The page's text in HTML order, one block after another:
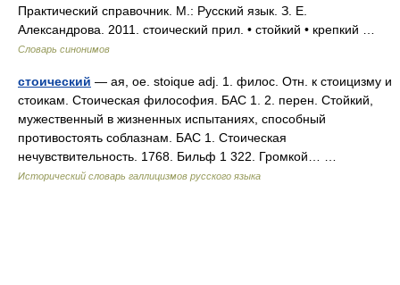
Практический справочник. М.: Русский язык. З. Е.
Александрова. 2011. стоический прил. • стойкий • крепкий …
Словарь синонимов
стоический — ая, ое. stoique adj. 1. филос. Отн. к стоицизму и
стоикам. Стоическая философия. БАС 1. 2. перен. Стойкий,
мужественный в жизненных испытаниях, способный
противостоять соблазнам. БАС 1. Стоическая
нечувствительность. 1768. Бильф 1 322. Громкой… …
Исторический словарь галлицизмов русского языка